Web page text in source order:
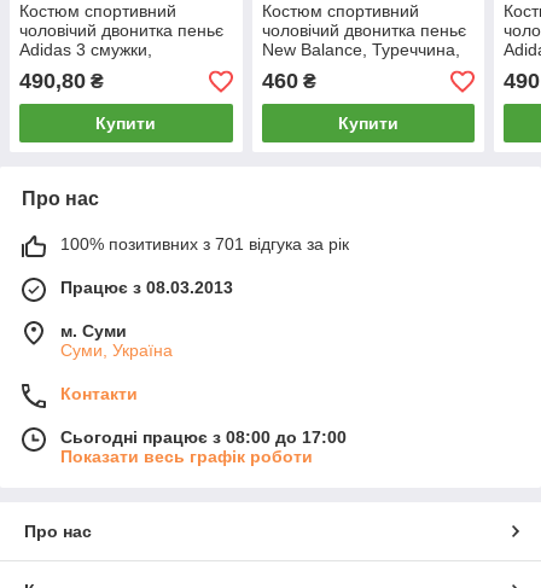
Костюм спортивний
чоловічий двонитка пеньє
Adidas 3 смужки,
Туреччина, розміри 46-54,
коричневий, 12796
490,80 ₴
Купити
Костюм спортивний
чоловічий двонитка пеньє
New Balance, Туреччина,
розміри 46-54, чорний,
12715
460₴
Купити
Про нас
100% позитивних з 701 відгука за рік
Працює з 08.03.2013
м. Суми
Суми, Україна
Контакти
Сьогодні працює з 08:00 до 17:00
Показати весь графік роботи
Про нас